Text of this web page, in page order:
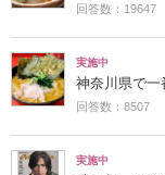
回答数：19647
実施中
神奈川県で一
回答数：8507
実施中